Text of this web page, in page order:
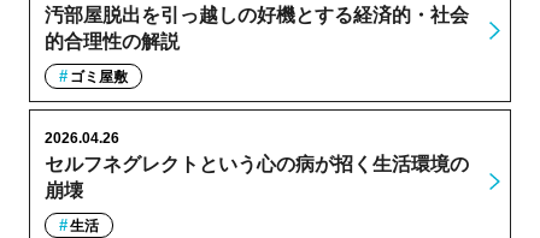
汚部屋脱出を引っ越しの好機とする経済的・社会
的合理性の解説
ゴミ屋敷
セルフネグレクトという心の病が招く生活環境の
崩壊
2026.04.26
生活